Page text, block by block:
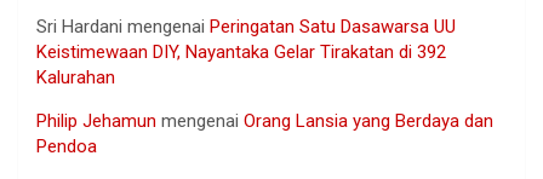
Sri Hardani mengenai Peringatan Satu Dasawarsa UU
Keistimewaan DIY, Nayantaka Gelar Tirakatan di 392
Kalurahan
Philip Jehamun mengenai Orang Lansia yang Berdaya dan
Pendoa